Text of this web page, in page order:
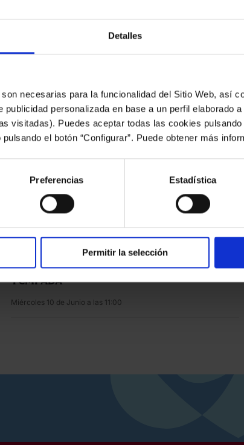
Detalles
necesarias para la funcionalidad del Sitio Web, así
personalizada en base a un perfil elaborado
visitadas). Puedes aceptar todas las cookies pulsando
el botón “Configurar”. Puede obtener más
Preferencias Estadística
Permitir la selección
FUNDACIÓN
JONATAN GIRÁLDEZ PONLLE O BROCHE DE
OURO ÁS CELTALKS ADESLAS DESTA
TEMPADA
Miércoles 10 de Junio a las 11:00